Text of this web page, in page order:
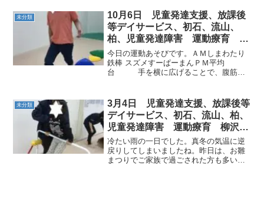
スを取ってでこぼこな島を渡ります落ち
ないように気を付けて！...
未分類
10月6日 児童発達支援、放課後
等デイサービス、初石、流山、
柏、児童発達障害 運動療育 柳
沢運動プログラム こども発達気
になる 発達障害 放デ
今日の運動あそびです。ＡＭしまわたり
鉄棒 スズメすーぱーまんＰＭ平均
台 手を横に広げることで、腹筋・
れたカップをタッチ!!跳び箱 縦跳び
初めて行う、縦跳びにドキドキ...
未分類
3月4日 児童発達支援、放課後等
デイサービス、初石、流山、柏、
児童発達障害 運動療育 柳沢運
動プログラム こども発達気にな
る 発達障害 放デ
冷たい雨の一日でした。真冬の気温に逆
戻りしてしまいましたね。昨日は、お雛
まつりでご家族で過ごされた方も多いの